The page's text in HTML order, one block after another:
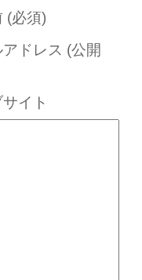
(必須)
アドレス (公開
イト